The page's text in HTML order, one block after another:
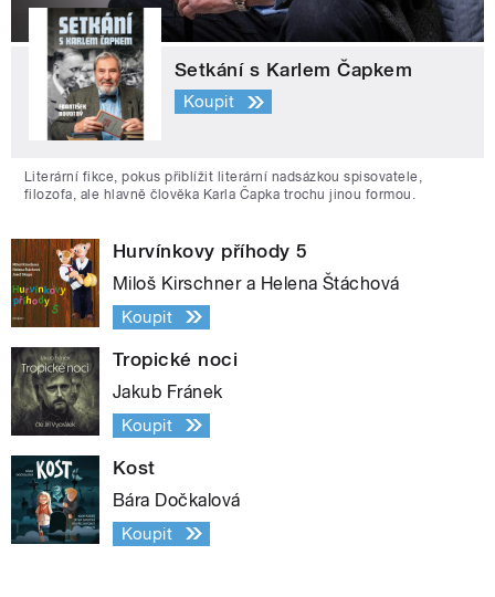
Setkání s Karlem Čapkem
Koupit
Literární fikce, pokus přiblížit literární nadsázkou spisovatele,
filozofa, ale hlavně člověka Karla Čapka trochu jinou formou.
Hurvínkovy příhody 5
Miloš Kirschner a Helena Štáchová
Koupit
Tropické noci
Jakub Fránek
Koupit
Kost
Bára Dočkalová
Koupit